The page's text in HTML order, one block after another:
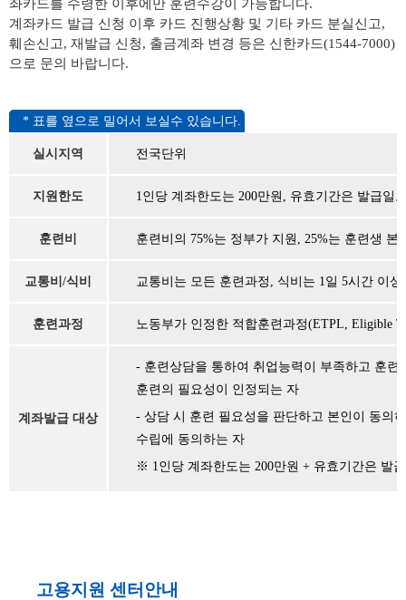
좌카드를 수령한 이후에만 훈련수강이 가능합니다.
계좌카드 발급 신청 이후 카드 진행상황 및 기타 카드 분실신고,
훼손신고, 재발급 신청, 출금계좌 변경 등은 신한카드(1544-7000)
으로 문의 바랍니다.
실시지역 전국단위
지원한도 1인당 계좌한도는 200만원, 유효기간은 발급일
훈련비 훈련비의 75%는 정부가 지원, 25%는 훈련생 본
교통비/식비 교통비는 모든 훈련과정, 식비는 1일 5시간 이
훈련과정 노동부가 인정한 적합훈련과정(ETPL, Eligible
계좌발급 대상
- 훈련상담을 통하여 취업능력이 부족하고 훈
훈련의 필요성이 인정되는 자
- 상담 시 훈련 필요성을 판단하고 본인이 동의
수립에 동의하는 자
※ 1인당 계좌한도는 200만원 + 유효기간은 발
고용지원 센터안내